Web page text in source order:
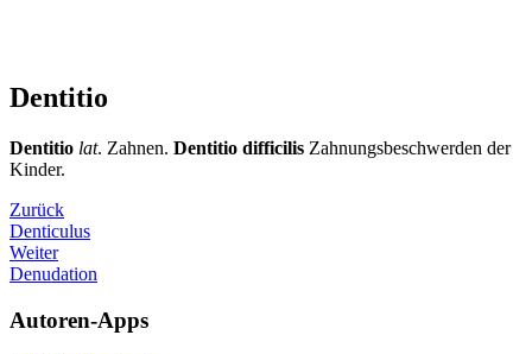
Dentitio
Dentitio lat. Zahnen. Dentitio difficilis Zahnungsbeschwerden der
Kinder.
Zurück
Denticulus
Weiter
Denudation
Autoren-Apps